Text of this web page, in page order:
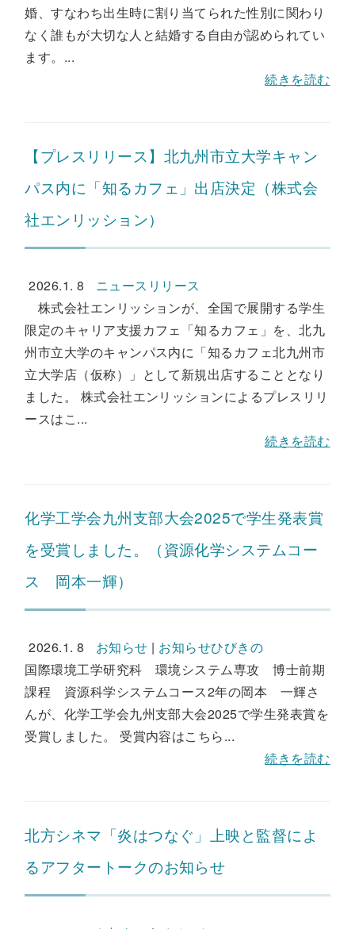
婚、すなわち出生時に割り当てられた性別に関わり
なく誰もが大切な人と結婚する自由が認められてい
ます。...
続きを読む
【プレスリリース】北九州市立大学キャン
パス内に「知るカフェ」出店決定（株式会
社エンリッション）
2026.1. 8
ニュースリリース
株式会社エンリッションが、全国で展開する学生
限定のキャリア支援カフェ「知るカフェ」を、北九
州市立大学のキャンパス内に「知るカフェ北九州市
立大学店（仮称）」として新規出店することとなり
ました。 株式会社エンリッションによるプレスリリ
ースはこ...
続きを読む
化学工学会九州支部大会2025で学生発表賞
を受賞しました。（資源化学システムコー
ス 岡本一輝）
2026.1. 8 お知らせ | お知らせひびきの
国際環境工学研究科 環境システム専攻 博士前期
課程 資源科学システムコース2年の岡本 一輝さ
んが、化学工学会九州支部大会2025で学生発表賞を
受賞しました。 受賞内容はこちら...
続きを読む
北方シネマ「炎はつなぐ」上映と監督によ
るアフタートークのお知らせ